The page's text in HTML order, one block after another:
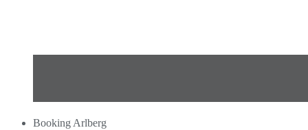
Booking Arlberg